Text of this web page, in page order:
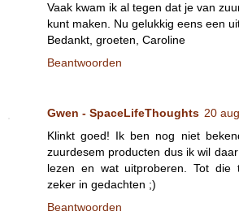
Vaak kwam ik al tegen dat je van
kunt maken. Nu gelukkig eens een
Bedankt, groeten, Caroline
Beantwoorden
Gwen - SpaceLifeThoughts 20
Klinkt goed! Ik ben nog niet
zuurdesem producten dus ik wil
lezen en wat uitproberen. Tot
zeker in gedachten ;)
Beantwoorden